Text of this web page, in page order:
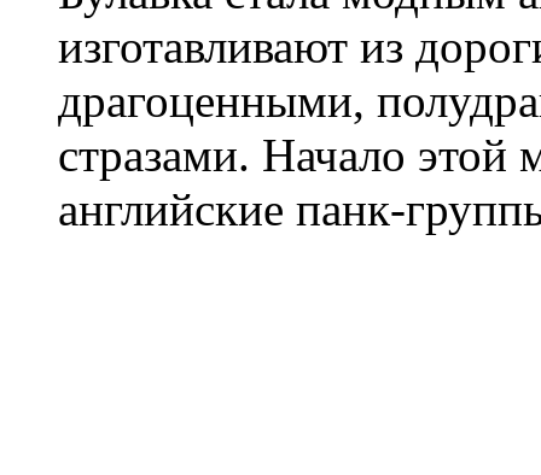
изготавливают из
драгоценными,
стразами. Начало этой
английские панк-